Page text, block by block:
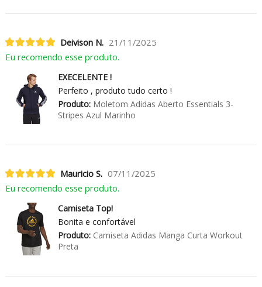
Deivison N. 21/11/2025
Eu recomendo esse produto.
EXECELENTE !
Perfeito , produto tudo certo !
Produto:Moletom Adidas Aberto Essentials 3-
Stripes Azul Marinho
Mauricio S. 07/11/2025
Eu recomendo esse produto.
Camiseta Top!
Bonita e confortável
Produto:Camiseta Adidas Manga Curta Workout
Preta